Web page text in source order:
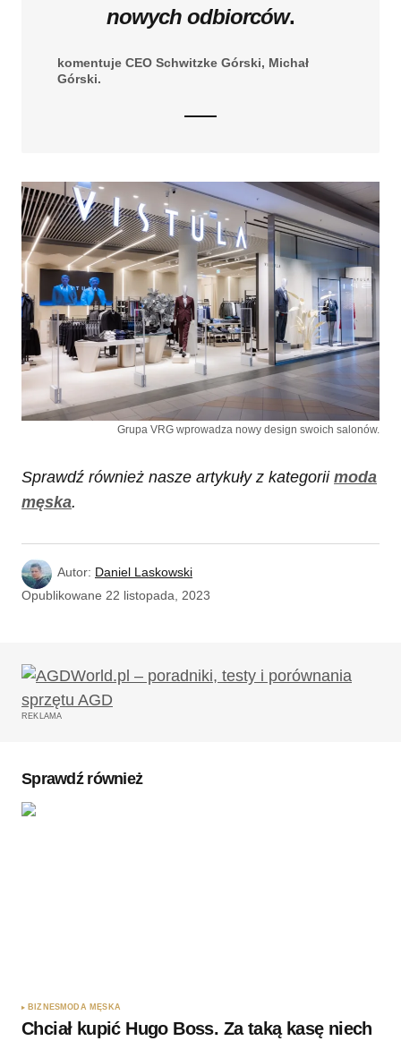
nowych odbiorców.
komentuje CEO Schwitzke Górski, Michał
Górski.
Grupa VRG wprowadza nowy design swoich salonów.
Sprawdź również nasze artykuły z kategorii moda
męska.
Autor: Daniel Laskowski
Opublikowane 22 listopada, 2023
REKLAMA
Sprawdź również
BIZNESMODA MĘSKA
Chciał kupić Hugo Boss. Za taką kasę niech